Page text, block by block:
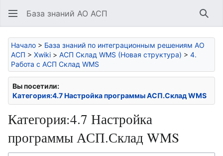
База знаний АО АСП
Начало > База знаний по интеграционным решениям АО
АСП > Xwiki > АСП Склад WMS (Новая структура) > 4.
Работа с АСП Склад WMS
Вы посетили:
Категория:4.7 Настройка программы АСП.Склад WMS
Категория:4.7 Настройка
программы АСП.Склад WMS